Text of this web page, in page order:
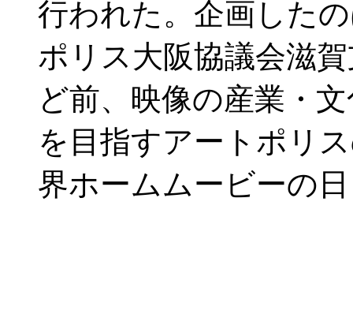
行われた。企画した
ポリス大阪協議会滋
ど前、映像の産業・
を目指すアートポリ
界ホームムービーの